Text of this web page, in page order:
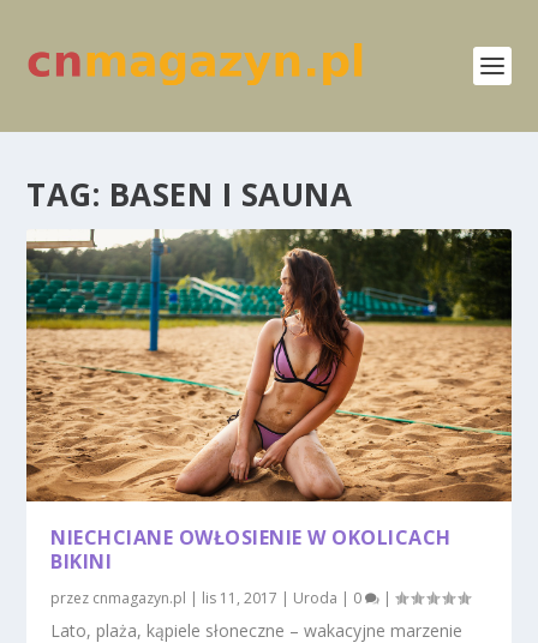
TAG: BASEN I SAUNA
NIECHCIANE OWŁOSIENIE W OKOLICACH
BIKINI
przez cnmagazyn.pl | lis 11, 2017 | Uroda | 0 |
Lato, plaża, kąpiele słoneczne – wakacyjne marzenie